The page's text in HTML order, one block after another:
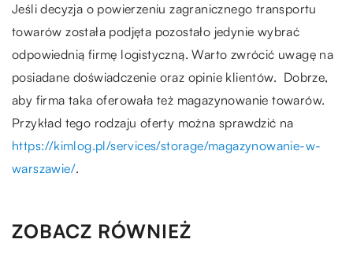
Jeśli decyzja o powierzeniu zagranicznego transportu
towarów została podjęta pozostało jedynie wybrać
odpowiednią firmę logistyczną. Warto zwrócić uwagę na
posiadane doświadczenie oraz opinie klientów. Dobrze,
aby firma taka oferowała też magazynowanie towarów.
Przykład tego rodzaju oferty można sprawdzić na
https://kimlog.pl/services/storage/magazynowanie-w-
warszawie/.
ZOBACZ RÓWNIEŻ